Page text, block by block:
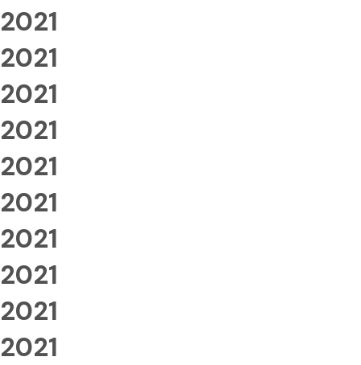
2021
2021
2021
2021
2021
2021
2021
2021
2021
2021